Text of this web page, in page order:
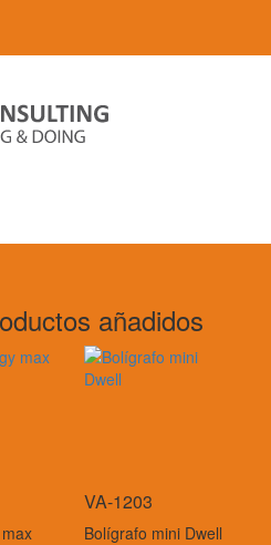
añadidos
VA-1203
Bolígrafo mini Dwell